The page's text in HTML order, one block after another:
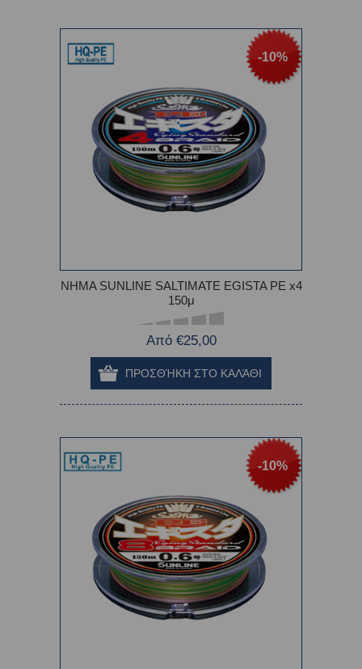
-10%
ΝΗΜΑ SUNLINE SALTIMATE EGISTA PE x4
150μ
Από €25,00
-10%